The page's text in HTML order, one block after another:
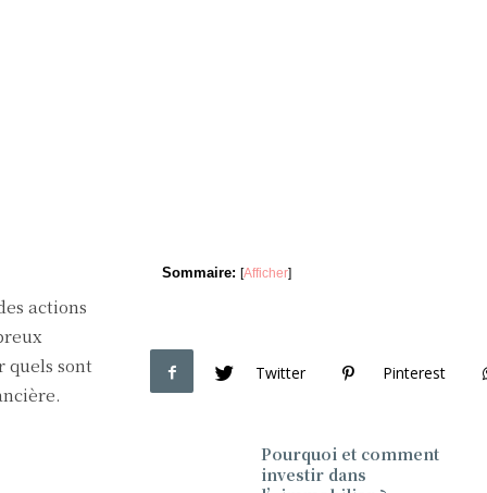
actions
quels sont
Sommaire: [Afficher]
Twitter Pinterest
Pourquoi et comment
investir dans